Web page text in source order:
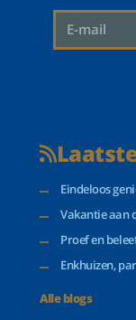
Eindeloos
Vakantie aan
Proef en
Enkhuizen,
Alle blogs